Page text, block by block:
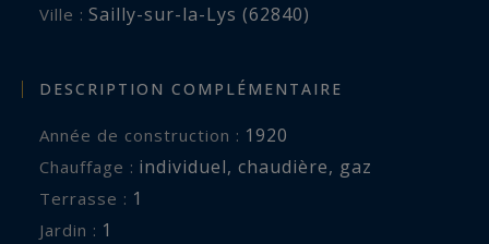
Ville : Sailly-sur-la-Lys (62840)
DESCRIPTION COMPLÉMENTAIRE
Année de construction : 1920
Chauffage : individuel, chaudière, gaz
terrasse : 1
jardin : 1